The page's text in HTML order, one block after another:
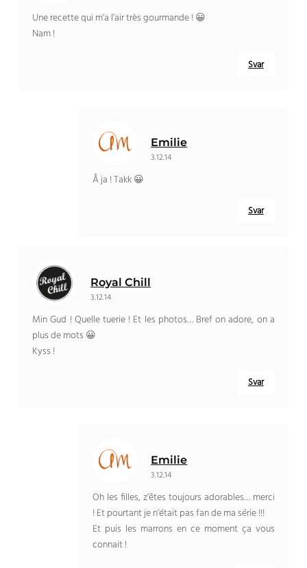
Une recette qui m’a l’air très gourmande! 😀
Nam !
Svar
Emilie
3.12.14
Å ja ! Takk 😀
Svar
Royal Chill
3.12.14
Min Gud !Quelle tuerie ! Et les photos… Bref on adore, on a
plus de mots 😀
Kyss !
Svar
Emilie
3.12.14
Oh les filles, z’êtes toujours adorables… merci
!Et pourtant je n’était pas fan de ma série!!!
Et puis les marrons en ce moment ça vous
connait!